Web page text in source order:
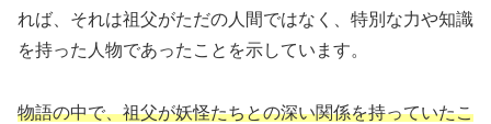
れば、それは祖父がただの人間ではなく、特別な力や知識
を持った人物であったことを示しています。
物語の中で、祖父が妖怪たちとの深い関係を持っていたこ